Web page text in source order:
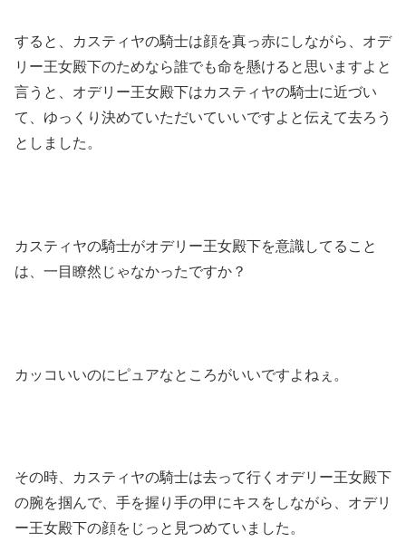
すると、カスティヤの騎士は顔を真っ赤にしながら、オデ
リー王女殿下のためなら誰でも命を懸けると思いますよと
言うと、オデリー王女殿下はカスティヤの騎士に近づい
て、ゆっくり決めていただいていいですよと伝えて去ろう
としました。
カスティヤの騎士がオデリー王女殿下を意識してること
は、一目瞭然じゃなかったですか？
カッコいいのにピュアなところがいいですよねぇ。
その時、カスティヤの騎士は去って行くオデリー王女殿下
の腕を掴んで、手を握り手の甲にキスをしながら、オデリ
ー王女殿下の顔をじっと見つめていました。